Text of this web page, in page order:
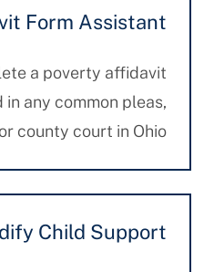
Form Assistant
a poverty affidavit
in any common pleas,
or county court in Ohio.
Child Support